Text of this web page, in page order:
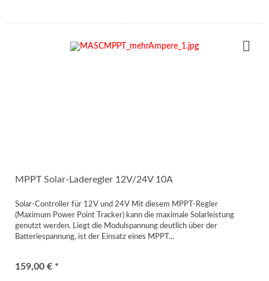
MPPT Solar-Laderegler 12V/24V 10A
Solar-Controller für 12V und 24V Mit diesem MPPT-Regler
(Maximum Power Point Tracker) kann die maximale Solarleistung
genutzt werden. Liegt die Modulspannung deutlich über der
Batteriespannung, ist der Einsatz eines MPPT...
159,00 € *